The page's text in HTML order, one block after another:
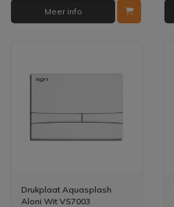
Meer info
Drukplaat Aquasplash
Aloni Wit VS7003